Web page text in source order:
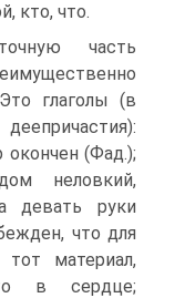
кто, что.
часть
глаголы (в
окончен (Фад.);
неловкий,
девать руки
что для
тот материал,
в сердце;